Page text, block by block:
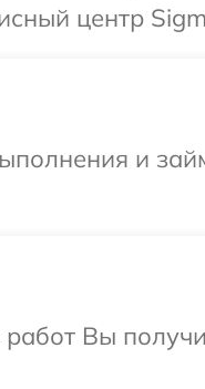
центр
и
работ Вы